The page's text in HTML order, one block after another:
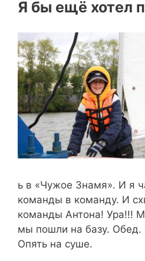
Я бы ещё хотел
ь в «Чужое Знамя». И я
команды в команду. И
команды Антона! Ура!!!
мы пошли на базу.
Опять на суше.